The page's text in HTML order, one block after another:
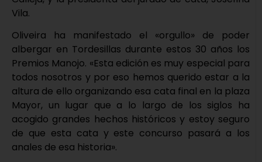
Vila.
Oliveira ha manifestado el «orgullo» de poder
albergar en Tordesillas durante estos 30 años los
Premios Manojo. «Esta edición es muy especial para
todos nosotros y por eso hemos querido estar a la
altura de ello organizando esa cata final en la plaza
Mayor, un lugar que a lo largo de los siglos ha
acogido grandes hechos históricos y estoy seguro
de que esta cata y este concurso pasará a los
anales de esa historia».